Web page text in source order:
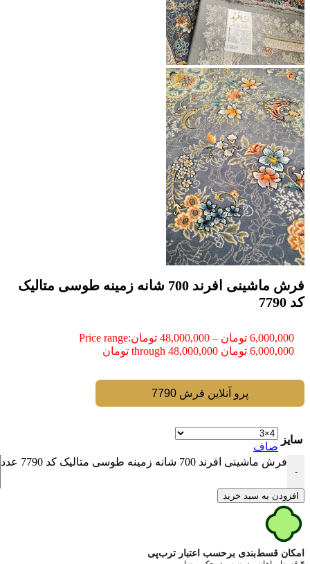
فرش ماشینی افرند 700 شانه زمینه طوسی متالیک
کد 7790
6,000,000 تومان –
48,000,000 تومانPrice range:
6,000,000 تومان through 48,000,000 تومان
پرو آنلاین فرش 7790
سایز
صاف
-
فرش ماشینی افرند 700 شانه زمینه طوسی متالیک کد 7790 عدد
افزودن به سبد خرید
امکان قسط‌بندی برحسب اعتبار ترب‌پی